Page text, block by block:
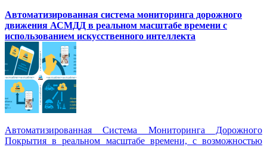
Автоматизированная cистема мониторинга дорожного
движения АСМДД в реальном масштабе времени с
использованием искусственного интеллекта
Автоматизированная Система Мониторинга Дорожного
Покрытия в реальном масштабе времени, с возможностью